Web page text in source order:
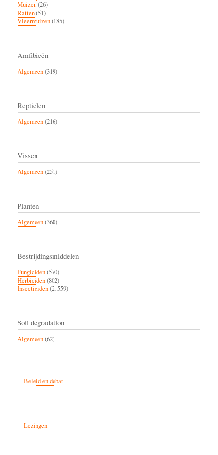
Muizen(26)
Ratten(51)
Vleermuizen(185)
Amfibieën
Algemeen(319)
Reptielen
Algemeen(216)
Vissen
Algemeen(251)
Planten
Algemeen(360)
Bestrijdingsmiddelen
Fungiciden(570)
Herbiciden(802)
Insecticiden(2, 559)
Soil degradation
Algemeen(62)
Beleid en debat
Lezingen